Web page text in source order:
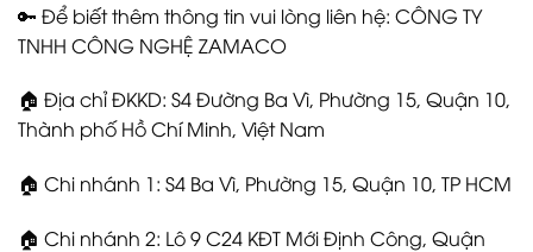
🔑 Để biết thêm thông tin vui lòng liên hệ: CÔNG TY
TNHH CÔNG NGHỆ ZAMACO
🏠 Địa chỉ ĐKKD: S4 Đường Ba Vì, Phường 15, Quận 10,
Thành phố Hồ Chí Minh, Việt Nam
🏠 Chi nhánh 1: S4 Ba Vì, Phường 15, Quận 10, TP HCM
🏠 Chi nhánh 2: Lô 9 C24 KĐT Mới Định Công, Quận